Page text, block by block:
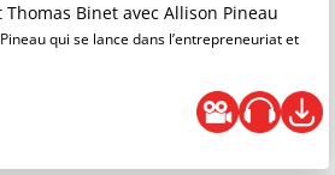
Binet avec Allison Pineau
qui se lance dans l’entrepreneuriat et